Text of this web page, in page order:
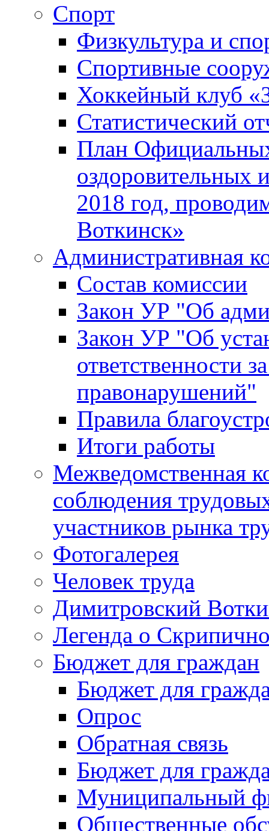
Спорт
Физкультура и
Спортивные
Хоккейный клуб
Статистический
План
оздоровительных
2018 год,
Воткинск»
Административная
Состав комиссии
Закон УР "Об
Закон УР "Об
ответственности
правонарушений"
Правила
Итоги работы
Межведомственная
соблюдения
участников рынка
Фотогалерея
Человек труда
Димитровский
Легенда о
Бюджет для граждан
Бюджет для
Опрос
Обратная связь
Бюджет для
Муниципальный
Общественные